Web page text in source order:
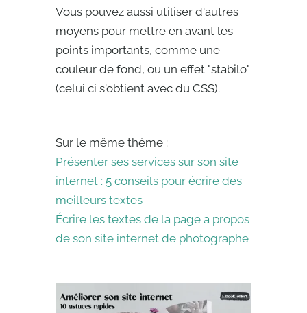
Vous pouvez aussi utiliser d'autres
moyens pour mettre en avant les
points importants, comme une
couleur de fond, ou un effet "stabilo"
(celui ci s'obtient avec du CSS).
Sur le même thème :
Présenter ses services sur son site
internet : 5 conseils pour écrire des
meilleurs textes
Écrire les textes de la page a propos
de son site internet de photographe